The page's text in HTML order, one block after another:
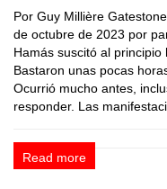
Por Guy Millière
de octubre de 2023 por
Hamás suscitó al
Bastaron unas pocas
Ocurrió mucho antes,
responder. Las
Read more